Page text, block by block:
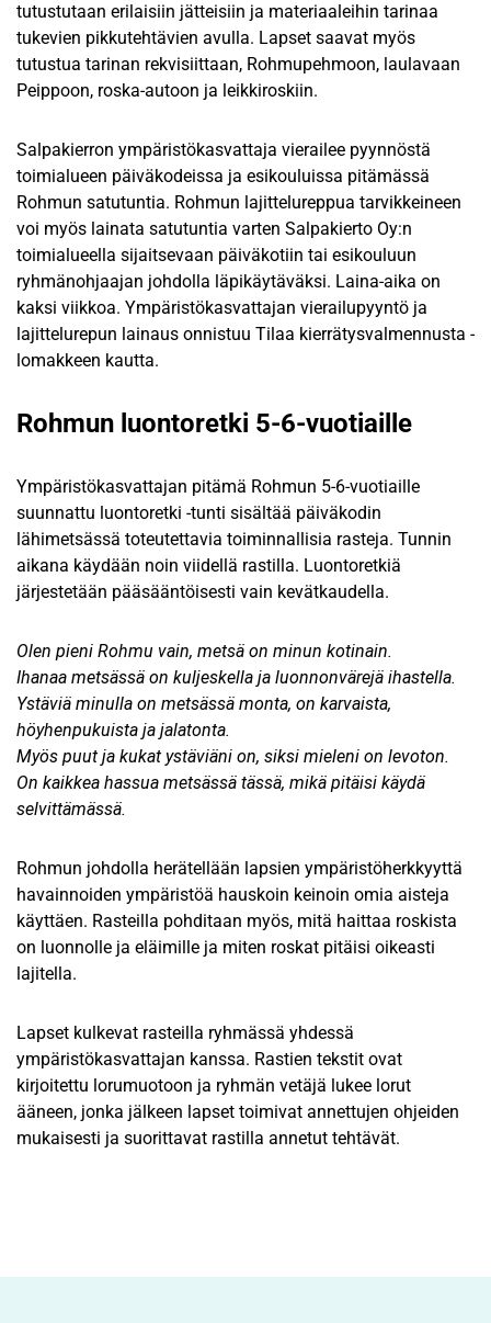
tutustutaan erilaisiin jätteisiin ja materiaaleihin tarinaa
tukevien pikkutehtävien avulla. Lapset saavat myös
tutustua tarinan rekvisiittaan, Rohmupehmoon, laulavaan
Peippoon, roska-autoon ja leikkiroskiin.
Salpakierron ympäristökasvattaja vierailee pyynnöstä
toimialueen päiväkodeissa ja esikouluissa pitämässä
Rohmun satutuntia. Rohmun lajittelureppua tarvikkeineen
voi myös lainata satutuntia varten Salpakierto Oy:n
toimialueella sijaitsevaan päiväkotiin tai esikouluun
ryhmänohjaajan johdolla läpikäytäväksi. Laina-aika on
kaksi viikkoa. Ympäristökasvattajan vierailupyyntö ja
lajittelurepun lainaus onnistuu Tilaa kierrätysvalmennusta -
lomakkeen kautta.
Rohmun luontoretki 5-6-vuotiaille
Ympäristökasvattajan pitämä Rohmun 5-6-vuotiaille
suunnattu luontoretki -tunti sisältää päiväkodin
lähimetsässä toteutettavia toiminnallisia rasteja. Tunnin
aikana käydään noin viidellä rastilla. Luontoretkiä
järjestetään pääsääntöisesti vain kevätkaudella.
Olen pieni Rohmu vain, metsä on minun kotinain.
Ihanaa metsässä on kuljeskella ja luonnonvärejä ihastella.
Ystäviä minulla on metsässä monta, on karvaista,
höyhenpukuista ja jalatonta.
Myös puut ja kukat ystäviäni on, siksi mieleni on levoton.
On kaikkea hassua metsässä tässä, mikä pitäisi käydä
selvittämässä.
Rohmun johdolla herätellään lapsien ympäristöherkkyyttä
havainnoiden ympäristöä hauskoin keinoin omia aisteja
käyttäen. Rasteilla pohditaan myös, mitä haittaa roskista
on luonnolle ja eläimille ja miten roskat pitäisi oikeasti
lajitella.
Lapset kulkevat rasteilla ryhmässä yhdessä
ympäristökasvattajan kanssa. Rastien tekstit ovat
kirjoitettu lorumuotoon ja ryhmän vetäjä lukee lorut
ääneen, jonka jälkeen lapset toimivat annettujen ohjeiden
mukaisesti ja suorittavat rastilla annetut tehtävät.